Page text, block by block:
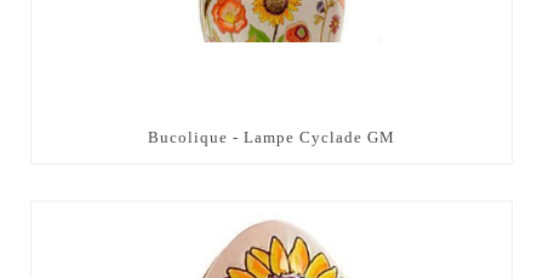
Bucolique - Lampe Cyclade GM